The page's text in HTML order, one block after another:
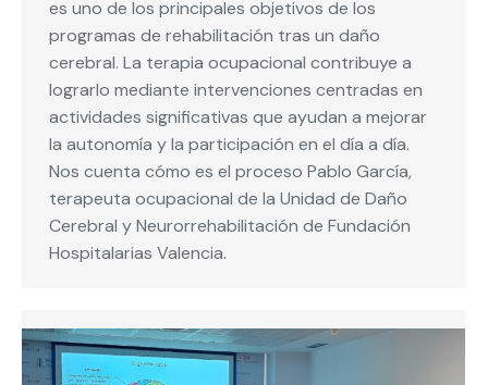
es uno de los principales objetivos de los
programas de rehabilitación tras un daño
cerebral. La terapia ocupacional contribuye a
lograrlo mediante intervenciones centradas en
actividades significativas que ayudan a mejorar
la autonomía y la participación en el día a día.
Nos cuenta cómo es el proceso Pablo García,
terapeuta ocupacional de la Unidad de Daño
Cerebral y Neurorrehabilitación de Fundación
Hospitalarias Valencia.